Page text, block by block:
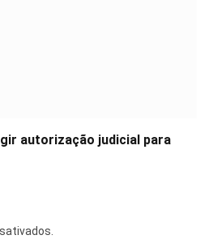
autorização judicial para